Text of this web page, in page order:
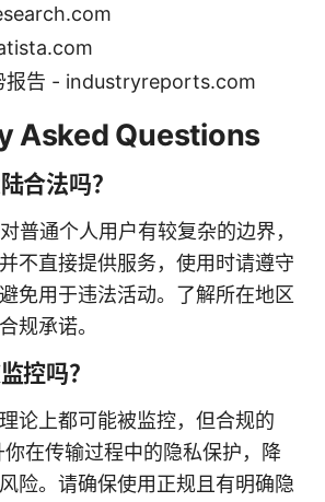
报告 - industryreports.com
Asked Questions
合法吗？
普通个人用户有较复杂的边界，
不直接提供服务，使用时请遵守
免用于违法活动。了解所在地区
规承诺。
控吗？
论上都可能被监控，但合规的
在传输过程中的隐私保护，降
险。请确保使用正规且有明确隐